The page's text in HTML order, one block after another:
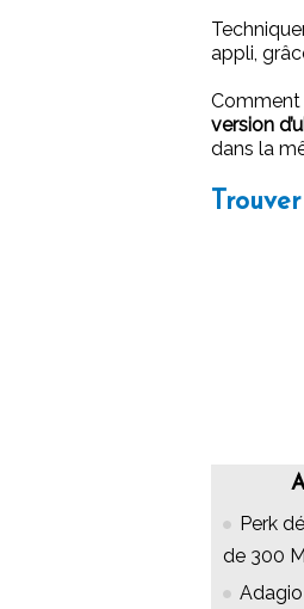
appli,
Comment
version
dans la
Perk
de 300
Adagio